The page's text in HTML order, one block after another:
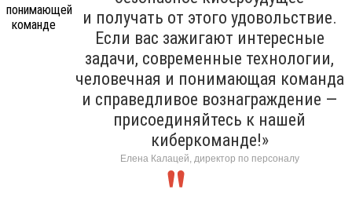
и получать от этого удовольствие.
Если вас зажигают интересные
задачи, современные технологии,
человечная и понимающая команда
и справедливое вознаграждение —
присоединяйтесь к нашей
киберкоманде!»
Елена Калацей, директор по персоналу